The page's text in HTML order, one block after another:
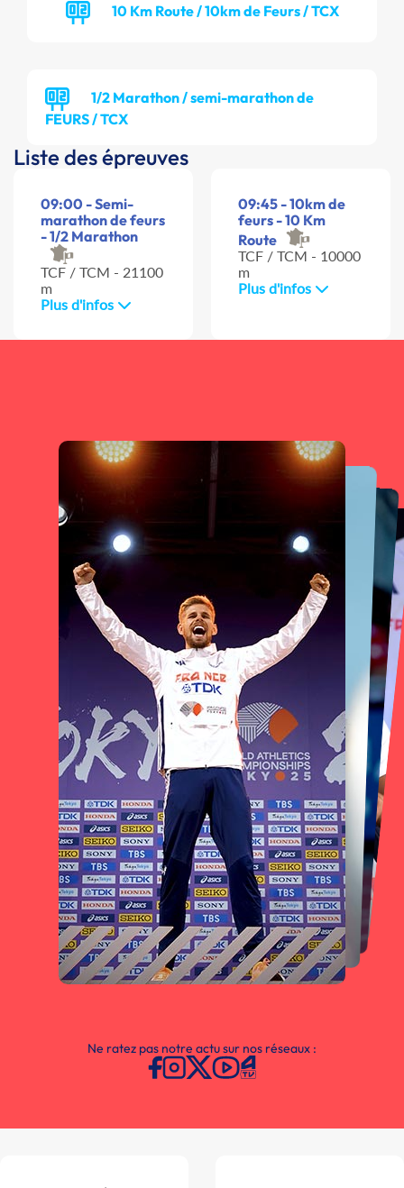
10 Km Route / 10km de Feurs / TCX
1/2 Marathon / semi-marathon de
FEURS / TCX
Liste des épreuves
09:00 - Semi-
marathon de feurs
- 1/2 Marathon
TCF / TCM - 21100
m
Plus d'infos
09:45 - 10km de
feurs - 10 Km
Route
TCF / TCM - 10000
m
Plus d'infos
Ne ratez pas notre actu sur nos réseaux :